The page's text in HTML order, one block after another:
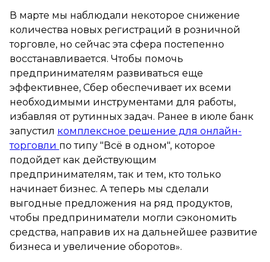
В марте мы наблюдали некоторое снижение
количества новых регистраций в розничной
торговле, но сейчас эта сфера постепенно
восстанавливается. Чтобы помочь
предпринимателям развиваться еще
эффективнее, Сбер обеспечивает их всеми
необходимыми инструментами для работы,
избавляя от рутинных задач. Ранее в июле банк
запустил комплексное решение для онлайн-
торговли по типу "Всё в одном", которое
подойдет как действующим
предпринимателям, так и тем, кто только
начинает бизнес. А теперь мы сделали
выгодные предложения на ряд продуктов,
чтобы предприниматели могли сэкономить
средства, направив их на дальнейшее развитие
бизнеса и увеличение оборотов».